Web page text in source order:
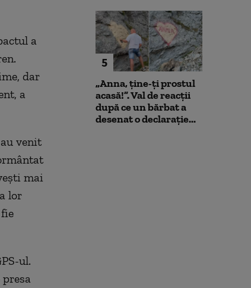
a
dar
a
venit
mai
lor
ul.
5
„Anna, ţine-ţi prostul
acasă!”. Val de reacții
după ce un bărbat a
desenat o declarație...